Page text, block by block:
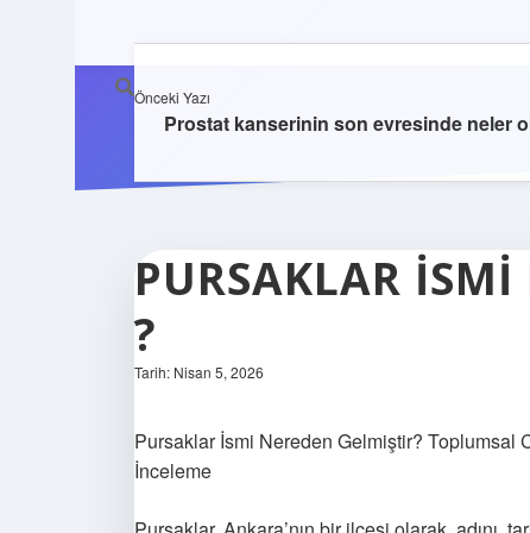
PURSAKLAR ISMI
?
Tarih: Nisan 5, 2026
Pursaklar İsmi Nereden Gelmiştir?
İnceleme
Önceki Yazı
Prostat kanserinin son evresinde neler